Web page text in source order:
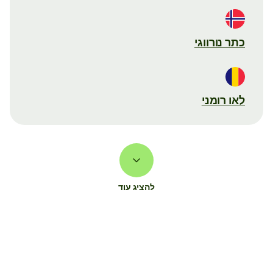
כתר נורווגי
לאו רומני
להציג עוד